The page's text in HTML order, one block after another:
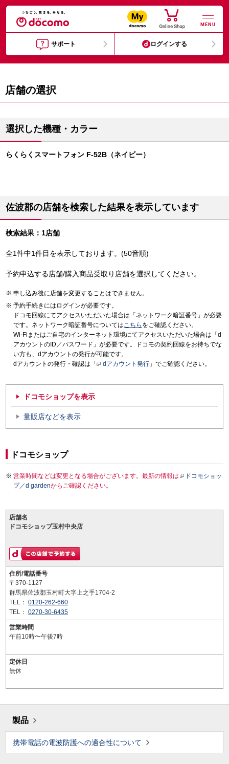
MENU
サポート ログインする
店舗の選択
選択した機種・カラー
らくらくスマートフォン F-52B（ネイビー）
佐波郡の店舗を検索した結果を表示しています
検索結果：1店舗
全1件中1件目を表示しております。(50音順)
予約申込する店舗/購入商品受取り店舗を選択してください。
申し込み後に店舗を変更することはできません。
予約手続きにはログインが必要です。
ドコモ回線にてアクセスいただいた場合は「ネットワーク暗証番号」が必要
です。ネットワーク暗証番号についてはこちら をご確認ください。
Wi-Fiまたはご自宅のインターネット環境にてアクセスいただいた場合は「d
アカウントのID／パスワード」が必要です。ドコモの契約回線をお持ちでな
い方も、dアカウントの発行が可能です。
dアカウントの発行・確認は「
dアカウント発行 」でご確認ください。
ドコモショップを表示
量販店などを表示
ドコモショップ
営業時間などは変更となる場合がございます。最新の情報は
ドコモショッ
プ／d gardenからご確認ください。
店舗名
ドコモショップ玉村中央店
住所/電話番号
〒370-1127
群馬県佐波郡玉村町大字上之手1704-2
TEL： 0120-262-660
TEL： 0270-30-6435
営業時間
午前10時〜午後7時
定休日
無休
製品
携帯電話の電波防護への適合性について